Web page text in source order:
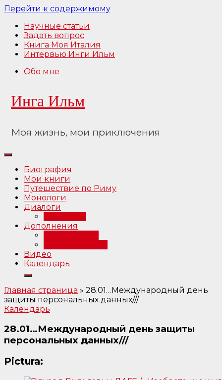
Перейти к содержимому
Научные статьи
Задать вопрос
Книга Моя Италия
Интервью Инги Ильм
Обо мне
Инга Ильм
Моя жизнь, мои приключения
Биография
Мои книги
Путешествие по Риму
Монологи
Диалоги
Дополнения
Видео
Календарь
Главная страница » 28.01…Международный день
защиты персональных данных///
Календарь
28.01…Международный день защиты
персональных данных///
Pictura: